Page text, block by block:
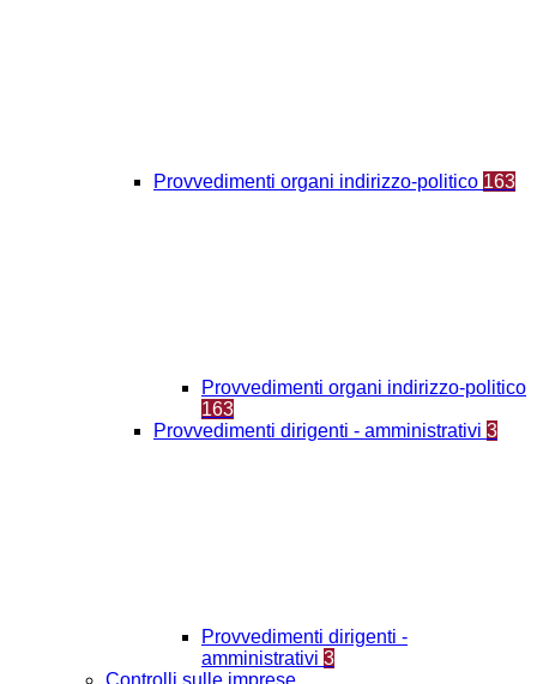
Provvedimenti organi indirizzo-politico 163
Provvedimenti organi indirizzo-politico
163
Provvedimenti dirigenti - amministrativi 3
Provvedimenti dirigenti -
amministrativi 3